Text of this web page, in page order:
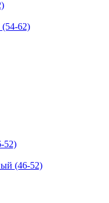
(54-62)
(46-52)